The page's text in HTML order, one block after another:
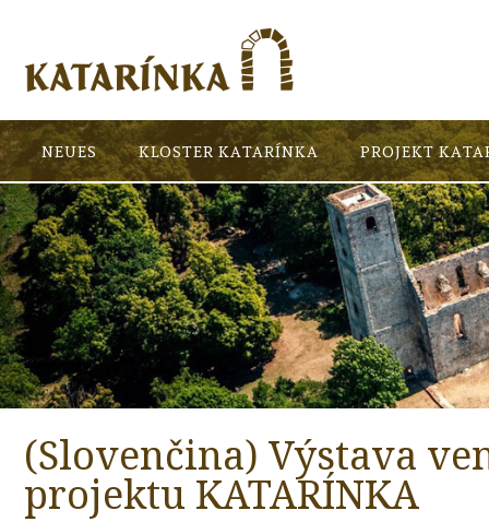
NEUES KLOSTER KATARÍNKA PROJEKT
(Slovenčina) Výstava
projektu KATARÍNKA